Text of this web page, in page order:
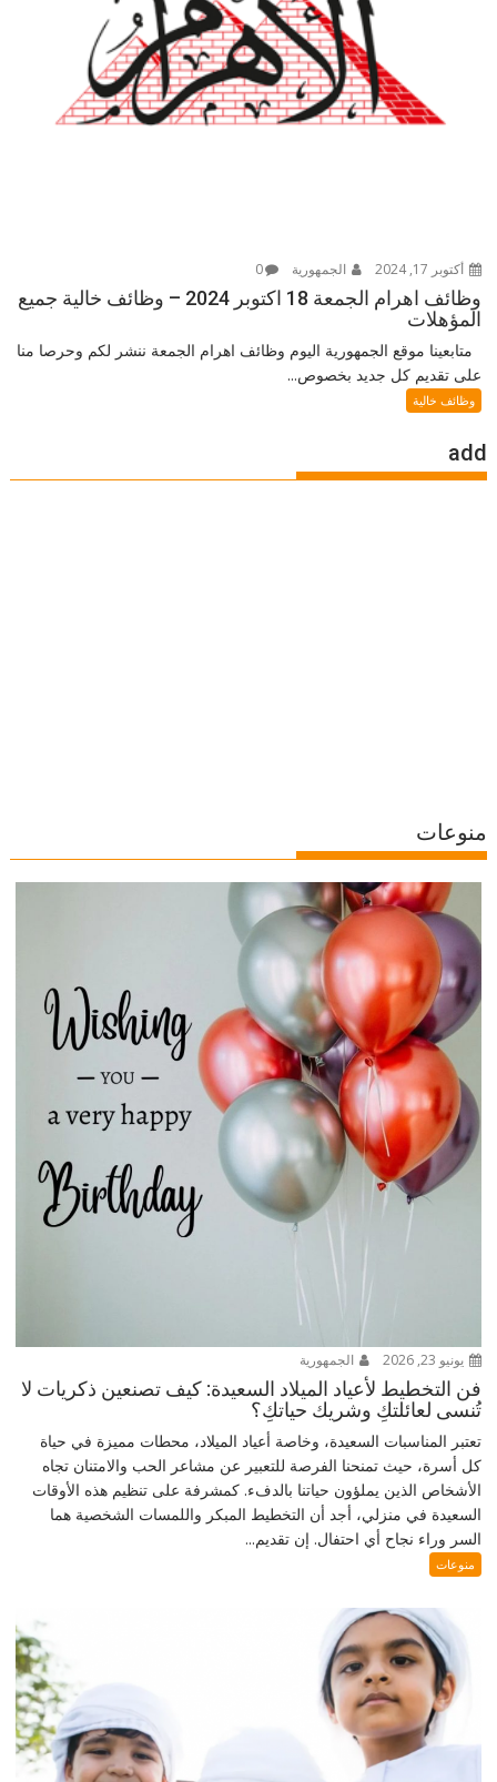
أكتوبر 17, 2024 الجمهورية 0
وظائف اهرام الجمعة 18 اكتوبر 2024 – وظائف خالية جميع
المؤهلات
متابعينا موقع الجمهورية اليوم وظائف اهرام الجمعة ننشر لكم وحرصا منا
على تقديم كل جديد بخصوص...
وظائف خالية
add
منوعات
يونيو 23, 2026 الجمهورية
فن التخطيط لأعياد الميلاد السعيدة: كيف تصنعين ذكريات لا
تُنسى لعائلتكِ وشريك حياتكِ؟
تعتبر المناسبات السعيدة، وخاصة أعياد الميلاد، محطات مميزة في حياة
كل أسرة، حيث تمنحنا الفرصة للتعبير عن مشاعر الحب والامتنان تجاه
الأشخاص الذين يملؤون حياتنا بالدفء. كمشرفة على تنظيم هذه الأوقات
السعيدة في منزلي، أجد أن التخطيط المبكر واللمسات الشخصية هما
السر وراء نجاح أي احتفال. إن تقديم...
منوعات